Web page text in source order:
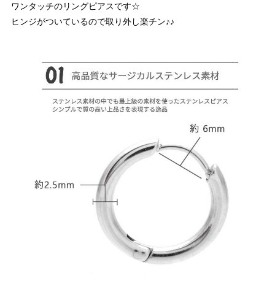
ワンタッチのリングピアスです☆
ヒンジがついているので取り外し楽チン♪♪